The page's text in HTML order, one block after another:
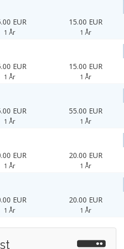
EUR
1 År
15.00 EUR
1 År
EUR
1 År
15.00 EUR
1 År
EUR
1 År
55.00 EUR
1 År
EUR
1 År
20.00 EUR
1 År
EUR
1 År
20.00 EUR
1 År